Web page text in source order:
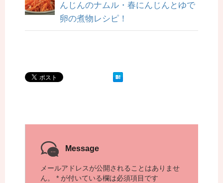
んじんのナムル・春にんじんとゆで
卵の煮物レシピ！
Message
メールアドレスが公開されることはありませ
ん。
* が付いている欄は必須項目です